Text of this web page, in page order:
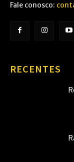
Fale conosco:
RECENTES